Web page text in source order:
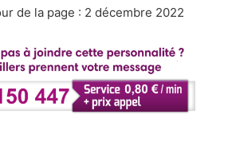
de la page : 2 décembre 2022